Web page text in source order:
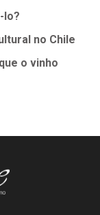
lo?
no Chile
o vinho